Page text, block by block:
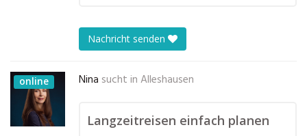
Nachricht senden
online Nina sucht in Alleshausen
Langzeitreisen einfach planen